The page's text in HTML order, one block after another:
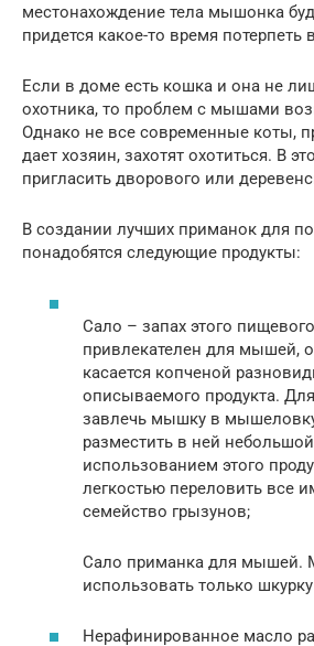
местонахождение тела мышонка
придется какое-то время потерпеть
Если в доме есть кошка и она не
охотника, то проблем с мышами
Однако не все современные коты,
дает хозяин, захотят охотиться. В
пригласить дворового или
В создании лучших приманок для
понадобятся следующие продукты:
Сало – запах этого
привлекателен для мышей,
касается копченой
описываемого продукта.
завлечь мышку в
разместить в ней
использованием этого
легкостью переловить все
семейство грызунов;
Сало приманка для мышей.
использовать только шкурку
Нерафинированное масло